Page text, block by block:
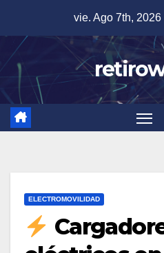
content
vie. Ago 7th, 2026
ELECTROMOVILIDAD